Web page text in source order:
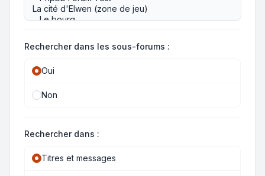
Rechercher dans les sous-forums :
Oui
Non
Rechercher dans :
Titres et messages